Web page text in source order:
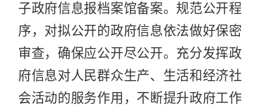
子政府信息报档案馆备案。规范公开程
序，对拟公开的政府信息依法做好保密
审查，确保应公开尽公开。充分发挥政
府信息对人民群众生产、生活和经济社
会活动的服务作用 ，不断提升政府工作